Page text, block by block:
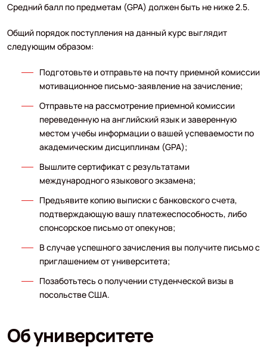
Средний балл по предметам (GPA) должен быть не ниже 2.5.
Общий порядок поступления на данный курс выглядит
следующим образом:
Подготовьте и отправьте на почту приемной комиссии
мотивационное письмо-заявление на зачисление;
Отправьте на рассмотрение приемной комиссии
переведенную на английский язык и заверенную
местом учебы информации о вашей успеваемости по
академическим дисциплинам (GPA);
Вышлите сертификат с результатами
международного языкового экзамена;
Предъявите копию выписки с банковского счета,
подтверждающую вашу платежеспособность, либо
спонсорское письмо от опекунов;
В случае успешного зачисления вы получите письмо с
приглашением от университета;
Позаботьтесь о получении студенческой визы в
посольстве США.
Об университете